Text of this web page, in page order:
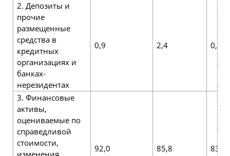
2. Депозиты и
прочие
размещенные
средства в
кредитных
организациях и
банках-
нерезидентах
0,9 2,4 0,7
3. Финансовые
активы,
оцениваемые по
справедливой
стоимости,
92,0 85,8 83,5